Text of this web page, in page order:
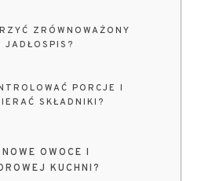
ZRÓWNOWAŻONY
JADŁOSPIS?
PORCJE I
SKŁADNIKI?
OWOCE I
KUCHNI?